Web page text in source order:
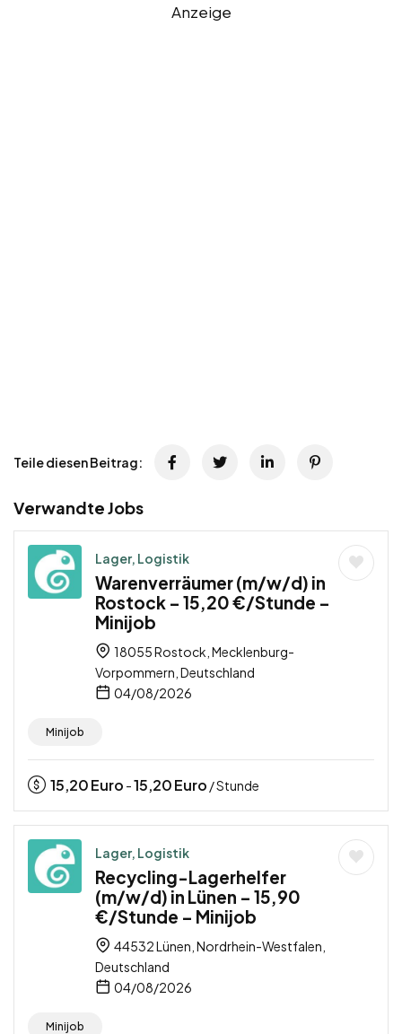
Anzeige
Teile diesen Beitrag:
Verwandte Jobs
Lager, Logistik
Warenverräumer (m/w/d) in
Rostock – 15,20 €/Stunde –
Minijob
18055 Rostock, Mecklenburg-
Vorpommern, Deutschland
04/08/2026
Minijob
15,20Euro -15,20Euro / Stunde
Lager, Logistik
Recycling-Lagerhelfer
(m/w/d) in Lünen – 15,90
€/Stunde – Minijob
44532 Lünen, Nordrhein-Westfalen,
Deutschland
04/08/2026
Minijob